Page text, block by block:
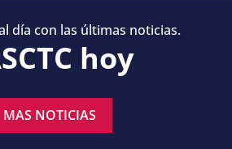
día con las últimas noticias.
hoy
MAS NOTICIAS